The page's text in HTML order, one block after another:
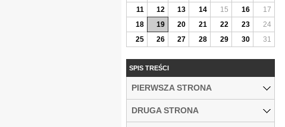
11
12 13 14 15 16
17
18
19 20 21 22 23
24
25
26 27 28 29 30 31
SPIS TREŚCI
PIERWSZA STRONA
DRUGA STRONA